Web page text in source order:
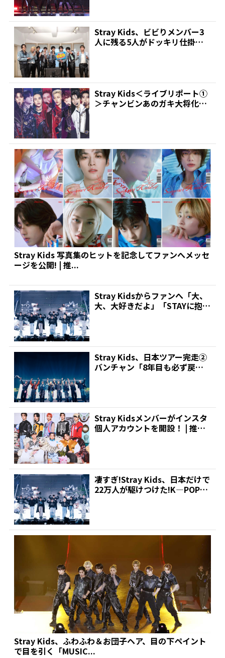
Stray Kids、ビビりメンバー3
人に残る5人がドッキリ仕掛け
Stray Kids＜ライブリポート①
＞チャンビンあのガキ大将化
Stray Kids 写真集のヒットを記念してファンへメッセ
ージを公開! | 推...
Stray Kidsからファンへ「大、
大、大好きだよ」「STAYに抱っ
Stray Kids、日本ツアー完走②
バンチャン「8年目も必ず戻っ
Stray Kidsメンバーがインスタ
個人アカウントを開設！ | 推し
凄すぎ!Stray Kids、日本だけで
22万人が駆けつけた!K―POP史
Stray Kids、ふわふわ＆お団子ヘア、目の下ペイント
で目を引く「MUSIC...